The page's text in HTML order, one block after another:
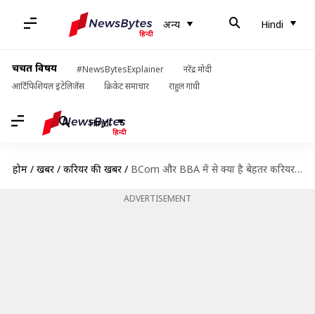
अन्य Hindi
चर्चित विषय #NewsBytesExplainer
नरेंद्र मोदी
आर्टिफिशियल इंटेलिजेंस
क्रिकेट समाचार राहुल गांधी
Hindi
होम / खबरें / करियर की खबरें / BCom और BBA में से क्या है बेहतर करियर विकल्प? यहां से जानें
ADVERTISEMENT